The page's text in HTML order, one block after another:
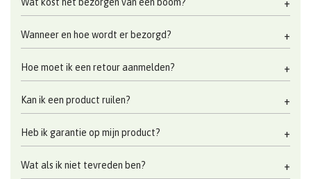
Wanneer en hoe wordt er bezorgd?
Hoe moet ik een retour aanmelden?
Kan ik een product ruilen?
Heb ik garantie op mijn product?
Wat als ik niet tevreden ben?